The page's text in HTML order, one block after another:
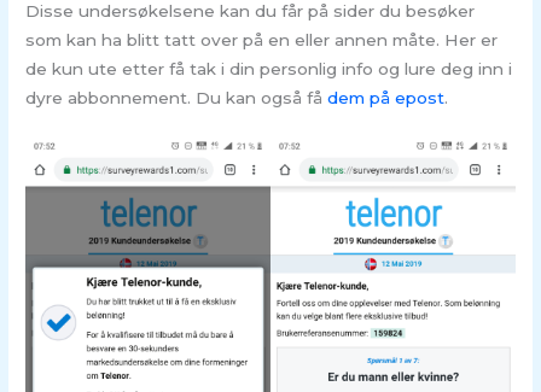
Disse undersøkelsene kan du får på sider du besøker
som kan ha blitt tatt over på en eller annen måte. Her er
de kun ute etter få tak i din personlig info og lure deg inn i
dyre abbonnement. Du kan også fådem på epost.